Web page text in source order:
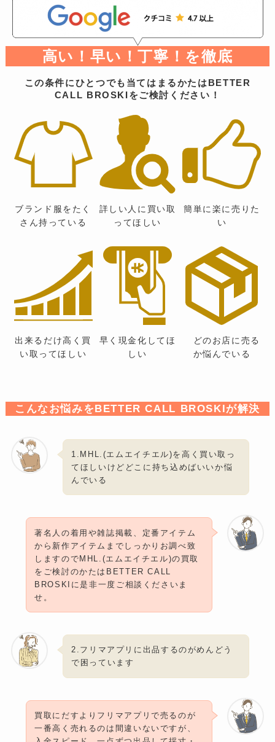
高い！早い！丁寧！を徹底
この条件にひとつでも当てはまるかたはBETTER
CALL BROSKIをご検討ください！
ブランド服をたく
さん持っている
詳しい人に買い取
ってほしい
簡単に楽に売りた
い
出来るだけ高く買
い取ってほしい
早く現金化してほ
しい
どのお店に売る
か悩んでいる
こんなお悩みをBETTER CALL BROSKIが解決
1.MHL.(エムエイチエル)を高く買い取っ
てほしいけどどこに持ち込めばいいか悩
んでいる
著名人の着用や雑誌掲載、定番アイテム
から新作アイテムまでしっかりお調べ致
しますのでMHL.(エムエイチエル)の買取
をご検討のかたはBETTER CALL
BROSKIに是非一度ご相談くださいま
せ。
2.フリマアプリに出品するのがめんどう
で困っています
買取にだすよりフリマアプリで売るのが
一番高く売れるのは間違いないですが、